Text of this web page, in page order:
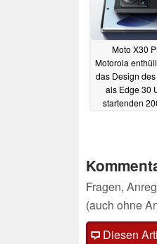
Moto X30
Motorola
das Design
als Edge 30
startenden
Fragen,
(auch ohne
Diesen